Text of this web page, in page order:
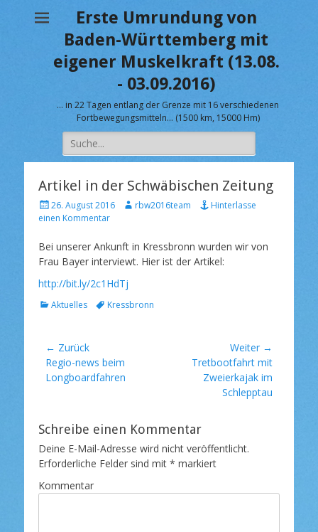
Erste Umrundung von
Baden-Württemberg mit
eigener Muskelkraft (13.08.
- 03.09.2016)
… in 22 Tagen entlang der Grenze mit 16 verschiedenen
Fortbewegungsmitteln… (1500 km, 15000 Hm)
Suche
nach:
Artikel in der Schwäbischen Zeitung
V
e
ö
f
f
e
t
26. August 2016
A
o
rbw2016team
Hinterlasse
einen Kommentar
Bei unserer Ankunft in Kressbronn wurden wir von
Frau Bayer interviewt. Hier ist der Artikel:
http://bit.ly/2c1HdTj
K
Aktuelles
S
g
w
e
Kressbronn
Beitragsnavigation
← Zurück
Vorheriger
Beitrag:
Regio-news beim
Longboardfahren
Weiter →
NächsterTretbootfahrt mit
Zweierkajak im
Schlepptau
Schreibe einen Kommentar
Deine E-Mail-Adresse wird nicht veröffentlicht.
Erforderliche Felder sind mit * markiert
Kommentar